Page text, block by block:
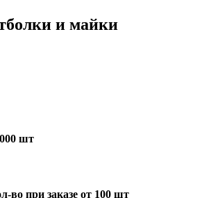
и майки
шт
во при заказе от 100 шт